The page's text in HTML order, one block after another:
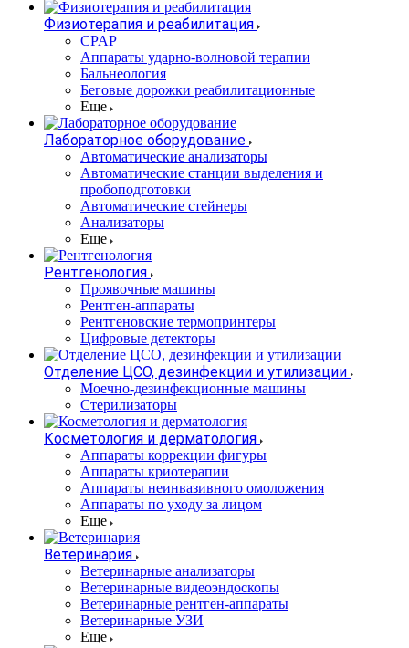
Физиотерапия и реабилитация
CPAP
Аппараты ударно-волновой терапии
Бальнеология
Беговые дорожки реабилитационные
Еще
Лабораторное оборудование
Автоматические анализаторы
Автоматические станции выделения и
пробоподготовки
Автоматические стейнеры
Анализаторы
Еще
Рентгенология
Проявочные машины
Рентген-аппараты
Рентгеновские термопринтеры
Цифровые детекторы
Отделение ЦСО, дезинфекции и утилизации
Моечно-дезинфекционные машины
Стерилизаторы
Косметология и дерматология
Аппараты коррекции фигуры
Аппараты криотерапии
Аппараты неинвазивного омоложения
Аппараты по уходу за лицом
Еще
Ветеринария
Ветеринарные анализаторы
Ветеринарные видеоэндоскопы
Ветеринарные рентген-аппараты
Ветеринарные УЗИ
Еще